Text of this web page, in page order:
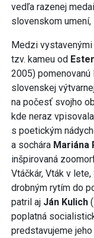
vedľa razenej
slovenskom
Medzi
tzv. kameu od
2005) pomenovanú
slovenskej
na počesť svojho
kde neraz
s poetickým
a sochára Mariána
inšpirovaná
Vtáčkár, Vták v
drobným rytím do
patril aj Ján Kulich
poplatná
predstavujeme